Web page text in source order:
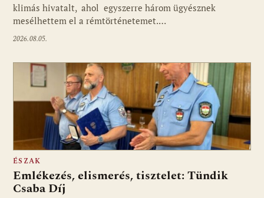
klimás hivatalt, ahol egyszerre három ügyésznek
mesélhettem el a rémtörténetemet.…
2026.08.05.
ÉSZAK
Emlékezés, elismerés, tisztelet: Tündik
Csaba Díj